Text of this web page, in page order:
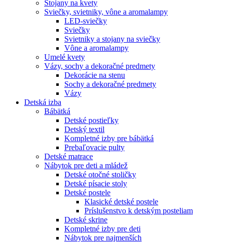
Stojany na kvety
Sviečky, svietniky, vône a aromalampy
LED-sviečky
Sviečky
Svietniky a stojany na sviečky
Vône a aromalampy
Umelé kvety
Vázy, sochy a dekoračné predmety
Dekorácie na stenu
Sochy a dekoračné predmety
Vázy
Detská izba
Bábätká
Detské postieľky
Detský textil
Kompletné izby pre bábätká
Prebaľovacie pulty
Detské matrace
Nábytok pre deti a mládež
Detské otočné stoličky
Detské písacie stoly
Detské postele
Klasické detské postele
Príslušenstvo k detským posteliam
Detské skrine
Kompletné izby pre deti
Nábytok pre najmenších